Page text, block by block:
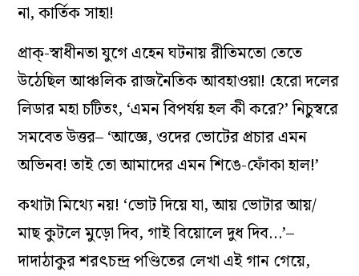
না, কার্তিক সাহা!
প্রাক্-স্বাধীনতা যুগে এহেন ঘটনায় রীতিমতো তেতে
উঠেছিল আঞ্চলিক রাজনৈতিক আবহাওয়া! হেরো দলের
লিডার মহা চটিতং, ‘এমন বিপর্যয় হল কী করে?’ নিচুস্বরে
সমবেত উত্তর– ‘আজ্ঞে, ওদের ভোটের প্রচার এমন
অভিনব! তাই তো আমাদের এমন শিঙে-ফোঁকা হাল!’
কথাটা মিথ্যে নয়! ‘ভোট দিয়ে যা, আয় ভোটার আয়/
মাছ কুটলে মুড়ো দিব, গাই বিয়োলে দুধ দিব…’–
দাদাঠাকুর শরৎচন্দ্র পণ্ডিতের লেখা এই গান গেয়ে,